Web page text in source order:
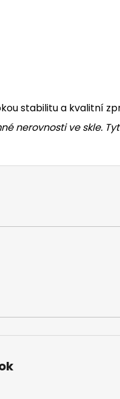
stabilitu a kvalitní
nerovnosti ve skle.